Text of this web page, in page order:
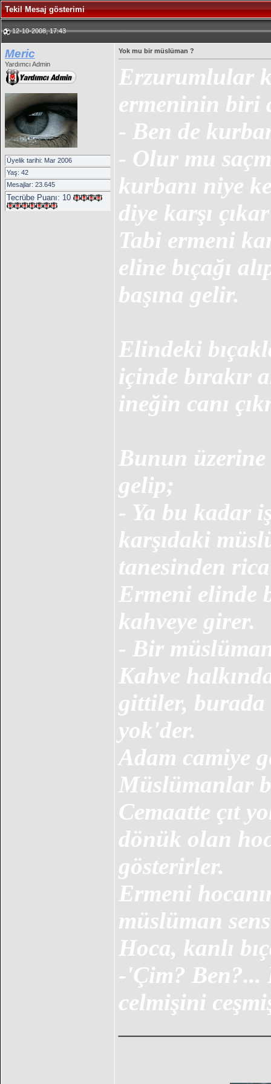
Tekil Mesaj gösterimi
12-10-2008, 17:43
Meric
Yardımcı Admin
Üyelik tarihi: Mar 2006
Yaş: 42
Mesajlar: 23.645
Tecrübe Puanı: 10
Yok mu bir müslüman ?
Erzurumlular
ermeninin biri
- Ben de
- Olur mu
kurbanı niye
diye karşı
Tabi ermeni
eline bıçağı
başına gelir.
Elindeki
içinde bırakır
ineğin canı
Bunun üzerine
gelip;
- Ya bu kadar
karşıdaki
tanesinden
Ermeni elinde
kahveye girer.
- Bir
Kahve
gittiler, burada
yok'der.
Adam camiye
Müslümanlar
Cemaatte çıt
dönük olan
gösterirler.
Ermeni
müslüman
Hoca, kanlı
-'Çim? Ben?...
celmişini